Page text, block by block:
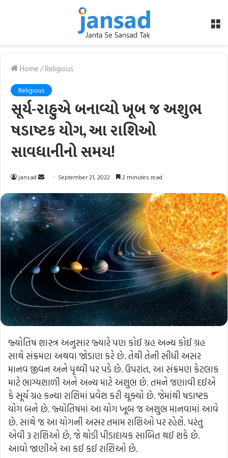
Home/Religious
Religious
સૂર્ય-રાહુએ બનાવ્યો ખૂબ જ અશુભ
ષડાષ્ટક યોગ, આ રાશિઓ
સાવધાનીનો સમય!
jansad
Send
email
September 21, 2022 2 minutes read
જ્યોતિષ શાસ્ત્ર અનુસાર જ્યારે પણ કોઈ ગ્રહ અન્ય કોઈ ગ્રહ
સાથે સંક્રમણ અથવા જોડાણ કરે છે. તેથી તેની સીધી અસર
માનવ જીવન અને પૃથ્વી પર પડે છે. ઉપરાંત, આ સંક્રમણ કેટલાક
માટે ભાગ્યશાળી અને અન્ય માટે અશુભ છે. તમને જણાવી દઈએ
કે સૂર્ય ગ્રહ કન્યા રાશિમાં પ્રવેશ કરી ચૂક્યો છે. જેમાંથી ષડાષ્ટક
યોગ બને છે. જ્યોતિષમાં આ યોગ ખૂબ જ અશુભ માનવામાં આવે
છે. સાથે જ આ યોગની અસર તમામ રાશિઓ પર રહેશે. પરંતુ
એવી 3 રાશિઓ છે, જે થોડી પીડાદાયક સાબિત થઈ શકે છે.
આવો જાણીએ આ કઈ કઈ રાશિઓ છે.